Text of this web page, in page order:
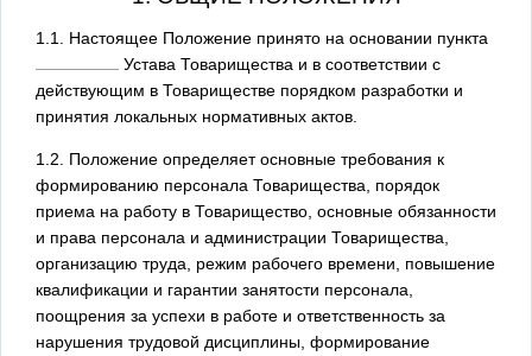
1.1. Настоящее Положение принято на основании пункта
Устава Товарищества и в соответствии с
действующим в Товариществе порядком разработки и
принятия локальных нормативных актов.
1.2. Положение определяет основные требования к
формированию персонала Товарищества, порядок
приема на работу в Товарищество, основные обязанности
и права персонала и администрации Товарищества,
организацию труда, режим рабочего времени, повышение
квалификации и гарантии занятости персонала,
поощрения за успехи в работе и ответственность за
нарушения трудовой дисциплины, формирование